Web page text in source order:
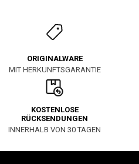
ORIGINALWARE
MIT HERKUNFTSGARANTIE
KOSTENLOSE
RÜCKSENDUNGEN
INNERHALB VON 30 TAGEN